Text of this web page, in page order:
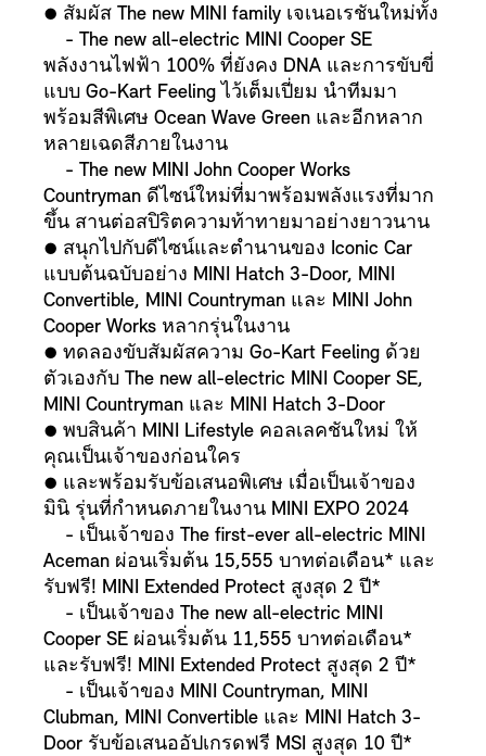
● สัมผัส The new MINI family เจเนอเรชันใหม่ทั้ง
- The new all-electric MINI Cooper SE
พลังงานไฟฟ้า 100% ที่ยังคง DNA และการขับขี่
แบบ Go-Kart Feeling ไว้เต็มเปี่ยม นำทีมมา
พร้อมสีพิเศษ Ocean Wave Green และอีกหลาก
หลายเฉดสีภายในงาน
- The new MINI John Cooper Works
Countryman ดีไซน์ใหม่ที่มาพร้อมพลังแรงที่มาก
ขึ้น สานต่อสปิริตความท้าทายมาอย่างยาวนาน
● สนุกไปกับดีไซน์และตำนานของ Iconic Car
แบบต้นฉบับอย่าง MINI Hatch 3-Door, MINI
Convertible, MINI Countryman และ MINI John
Cooper Works หลากรุ่นในงาน
● ทดลองขับสัมผัสความ Go-Kart Feeling ด้วย
ตัวเองกับ The new all-electric MINI Cooper SE,
MINI Countryman และ MINI Hatch 3-Door
● พบสินค้า MINI Lifestyle คอลเลคชันใหม่ ให้
คุณเป็นเจ้าของก่อนใคร
● และพร้อมรับข้อเสนอพิเศษ เมื่อเป็นเจ้าของ
มินิ รุ่นที่กำหนดภายในงาน MINI EXPO 2024
- เป็นเจ้าของ The first-ever all-electric MINI
Aceman ผ่อนเริ่มต้น 15,555 บาทต่อเดือน* และ
รับฟรี! MINI Extended Protect สูงสุด 2 ปี*
- เป็นเจ้าของ The new all-electric MINI
Cooper SE ผ่อนเริ่มต้น 11,555 บาทต่อเดือน*
และรับฟรี! MINI Extended Protect สูงสุด 2 ปี*
- เป็นเจ้าของ MINI Countryman, MINI
Clubman, MINI Convertible และ MINI Hatch 3-
Door รับข้อเสนออัปเกรดฟรี MSI สูงสุด 10 ปี*